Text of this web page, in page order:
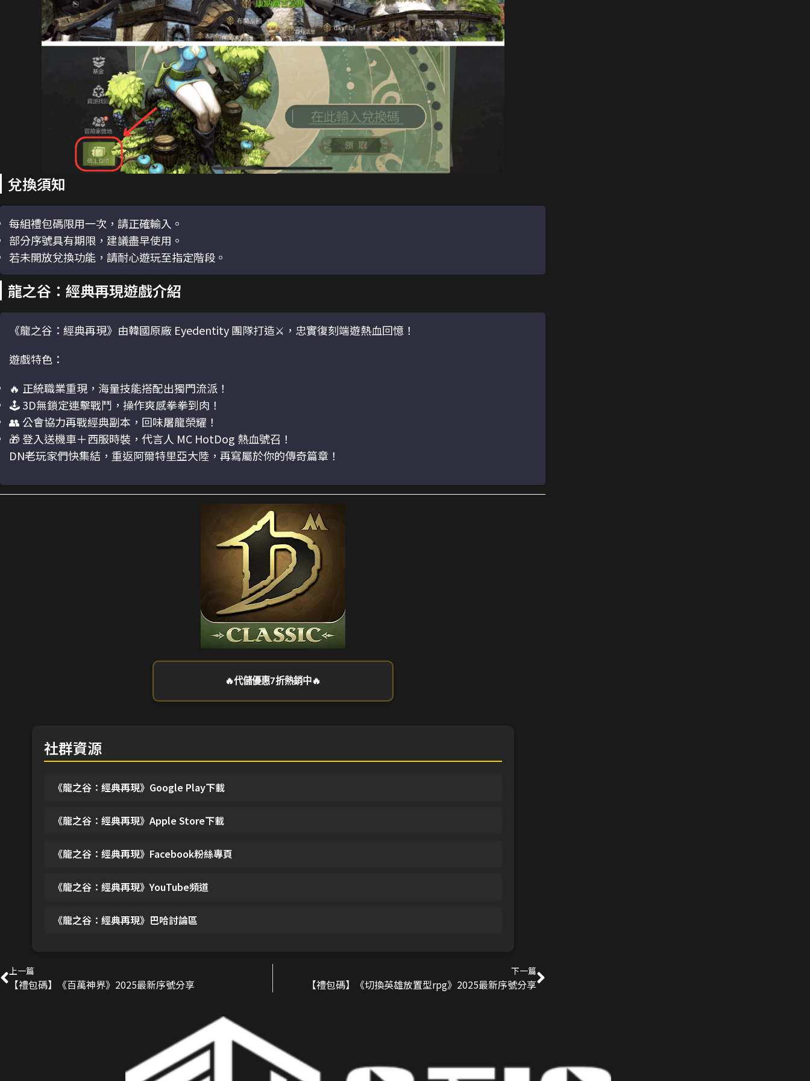
兌換須知
每組禮包碼限用一次，請正確輸入。
部分序號具有期限，建議盡早使用。
若未開放兌換功能，請耐心遊玩至指定階段。
龍之谷：經典再現遊戲介紹
《龍之谷：經典再現》由韓國原廠 Eyedentity 團隊打造⚔️，忠實復刻端遊熱血回憶！
遊戲特色：
🔥 正統職業重現，海量技能搭配出獨門流派！
🕹️ 3D無鎖定連擊戰鬥，操作爽感拳拳到肉！
👥 公會協力再戰經典副本，回味屠龍榮耀！
🎁 登入送機車＋西服時裝，代言人 MC HotDog 熱血號召！
DN老玩家們快集結，重返阿爾特里亞大陸，再寫屬於你的傳奇篇章！
🔥代儲優惠7折熱銷中🔥
社群資源
《龍之谷：經典再現》Google Play下載
《龍之谷：經典再現》Apple Store下載
《龍之谷：經典再現》Facebook粉絲專頁
《龍之谷：經典再現》YouTube頻道
《龍之谷：經典再現》巴哈討論區
上一篇
【禮包碼】《百萬神界》2025最新序號分享
下一篇
【禮包碼】《切換英雄放置型rpg》2025最新序號分享